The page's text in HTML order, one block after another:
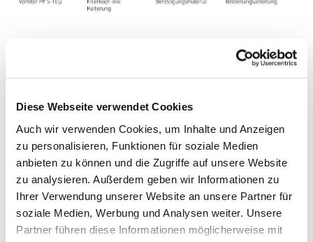
Diese Webseite verwendet Cookies
Auch wir verwenden Cookies, um Inhalte und Anzeigen
zu personalisieren, Funktionen für soziale Medien
anbieten zu können und die Zugriffe auf unsere Website
zu analysieren. Außerdem geben wir Informationen zu
Ihrer Verwendung unserer Website an unsere Partner für
soziale Medien, Werbung und Analysen weiter. Unsere
Partner führen diese Informationen möglicherweise mit
Schrauben, Dübel und Sicherheits-Clips
werden mitgeliefert – es istkein
zusätzliches Zubehör erforderlich. 3/8"
Schlauchmaterial ordern Sie bitte separat.
ALLES WICHTIGE AUF EINEN